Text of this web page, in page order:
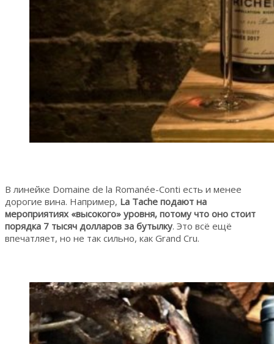
В линейке Domaine de la Romanée-Conti есть и менее
дорогие вина. Например, La Tache подают на
мероприятиях «высокого» уровня, потому что оно стоит
порядка 7 тысяч долларов за бутылку. Это всё ещё
впечатляет, но не так сильно, как Grand Cru.